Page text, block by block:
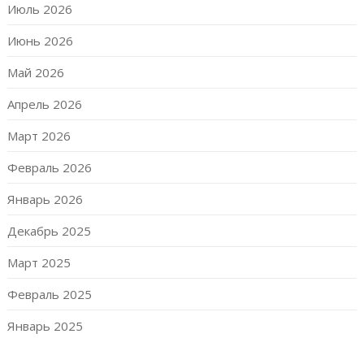
Июль 2026
Июнь 2026
Май 2026
Апрель 2026
Март 2026
Февраль 2026
Январь 2026
Декабрь 2025
Март 2025
Февраль 2025
Январь 2025